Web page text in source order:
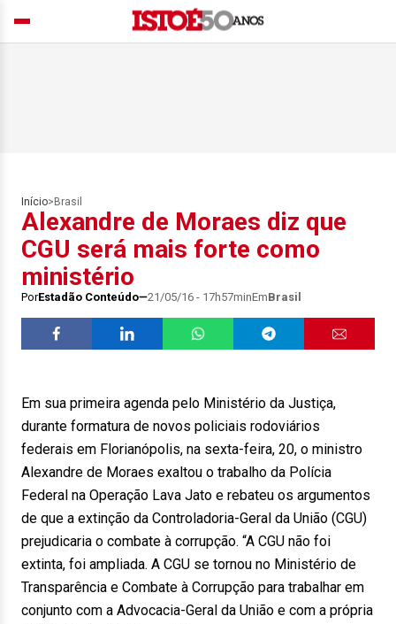
Início> Brasil
Alexandre de Moraes diz que
CGU será mais forte como
ministério
PorEstadão Conteúdo 21/05/16 - 17h57minEmBrasil
Em sua primeira agenda pelo Ministério da Justiça,
durante formatura de novos policiais rodoviários
federais em Florianópolis, na sexta-feira, 20, o ministro
Alexandre de Moraes exaltou o trabalho da Polícia
Federal na Operação Lava Jato e rebateu os argumentos
de que a extinção da Controladoria-Geral da União (CGU)
prejudicaria o combate à corrupção. “A CGU não foi
extinta, foi ampliada. A CGU se tornou no Ministério de
Transparência e Combate à Corrupção para trabalhar em
conjunto com a Advocacia-Geral da União e com a própria